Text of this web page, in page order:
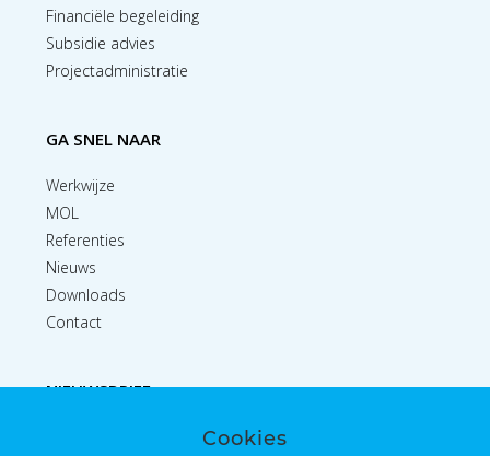
Financiële begeleiding
Subsidie advies
Projectadministratie
GA SNEL NAAR
Werkwijze
MOL
Referenties
Nieuws
Downloads
Contact
NIEUWSBRIEF
Cookies